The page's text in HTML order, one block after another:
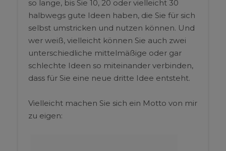
so lange, bis Sie 10, 20 oder vielleicht 30
halbwegs gute Ideen haben, die Sie für sich
selbst umstricken und nutzen können. Und
wer weiß, vielleicht können Sie auch zwei
unterschiedliche mittelmäßige oder gar
schlechte Ideen so miteinander verbinden,
dass für Sie eine neue dritte Idee entsteht.
Vielleicht machen Sie sich ein Motto von mir
zu eigen: